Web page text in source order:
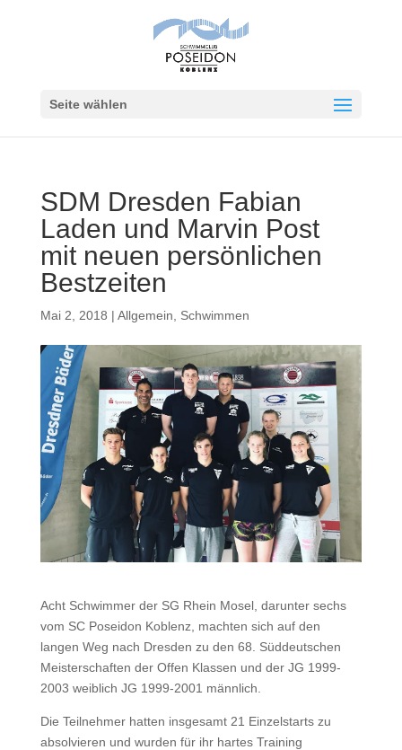
Seite wählen
SDM Dresden Fabian
Laden und Marvin Post
mit neuen persönlichen
Bestzeiten
Mai 2, 2018 | Allgemein Schwimmen
Acht Schwimmer der SG Rhein Mosel, darunter sechs
vom SC Poseidon Koblenz, machten sich auf den
langen Weg nach Dresden zu den 68. Süddeutschen
Meisterschaften der Offen Klassen und der JG 1999-
2003 weiblich JG 1999-2001 männlich.
Die Teilnehmer hatten insgesamt 21 Einzelstarts zu
absolvieren und wurden für ihr hartes Training